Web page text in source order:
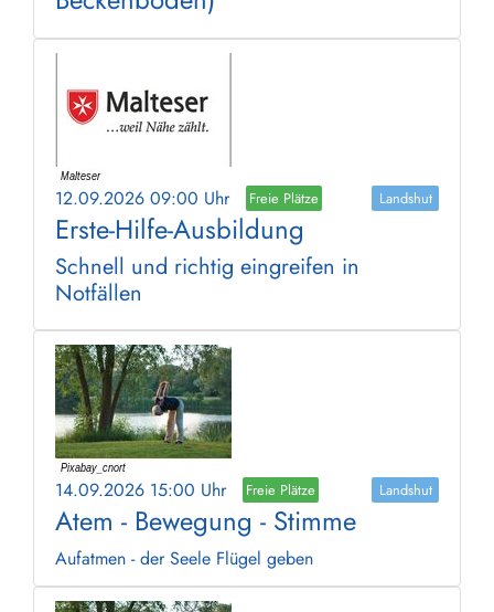
12.09.2026 09:00 Uhr Freie Plätze Landshut
Erste-Hilfe-Ausbildung
Schnell und richtig eingreifen in
Notfällen
14.09.2026 15:00 Uhr Freie Plätze Landshut
Atem - Bewegung - Stimme
Aufatmen - der Seele Flügel geben